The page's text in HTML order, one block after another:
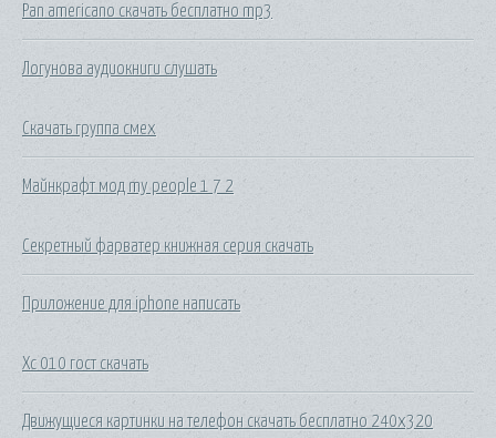
Pan americano скачать бесплатно mp3
Логунова аудиокниги слушать
Скачать группа смех
Майнкрафт мод my people 1 7 2
Секретный фарватер книжная серия скачать
Приложение для iphone написать
Хс 010 гост скачать
Движущиеся картинки на телефон скачать бесплатно 240х320